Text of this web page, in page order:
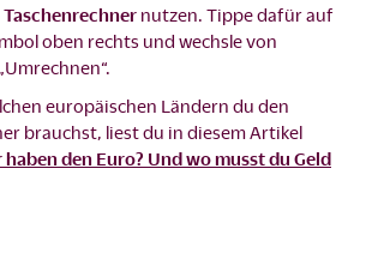
nutzen. Tippe dafür auf
oben rechts und wechsle von
europäischen Ländern du den
brauchst, liest du in diesem Artikel
haben den Euro? Und wo musst du Geld